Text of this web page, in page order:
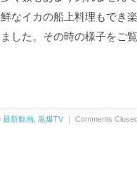
なイカの船上料理もでき
した。その時の様子をご
最新動画 黒爆TV ｜ Comments